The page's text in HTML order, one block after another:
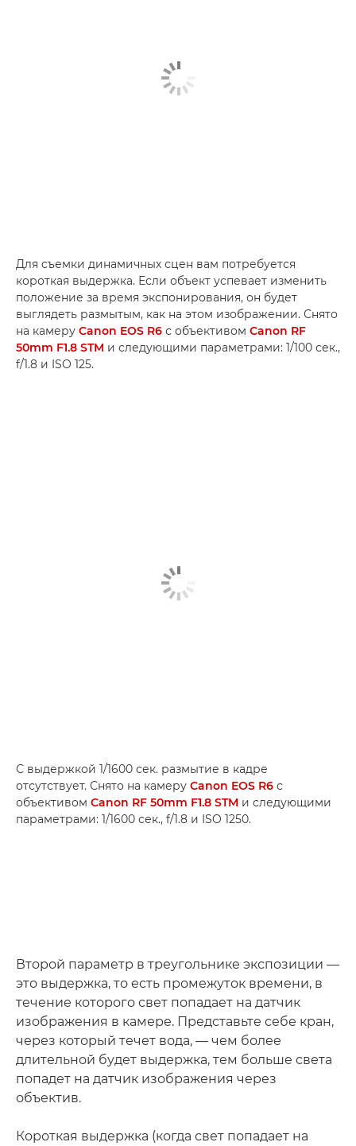
Для съемки динамичных сцен вам потребуется
короткая выдержка. Если объект успевает изменить
положение за время экспонирования, он будет
выглядеть размытым, как на этом изображении. Снято
на камеру Canon EOS R6 с объективом Canon RF
50mm F1.8 STM и следующими параметрами: 1/100 сек.,
f/1.8 и ISO 125.
С выдержкой 1/1600 сек. размытие в кадре
отсутствует. Снято на камеру Canon EOS R6 с
объективом Canon RF 50mm F1.8 STM и следующими
параметрами: 1/1600 сек., f/1.8 и ISO 1250.
Второй параметр в треугольнике экспозиции —
это выдержка, то есть промежуток времени, в
течение которого свет попадает на датчик
изображения в камере. Представьте себе кран,
через который течет вода, — чем более
длительной будет выдержка, тем больше света
попадет на датчик изображения через
объектив.
Короткая выдержка (когда свет попадает на